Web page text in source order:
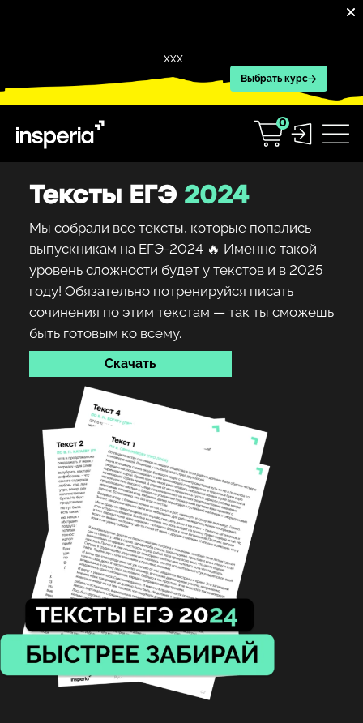
XXX
Выбрать курс
0
Тексты ЕГЭ 2024
Мы собрали все тексты, которые попались
выпускникам на ЕГЭ-2024 🔥 Именно такой
уровень сложности будет у текстов и в 2025
году! Обязательно потренируйся писать
сочинения по этим текстам — так ты сможешь
быть готовым ко всему.
Скачать